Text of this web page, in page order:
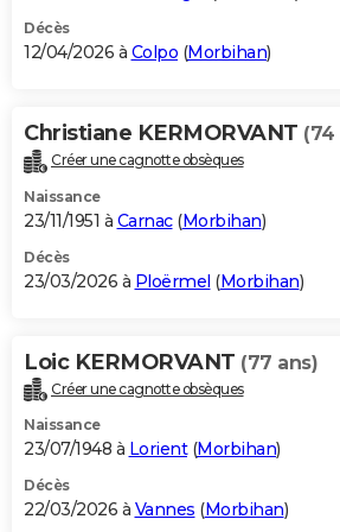
Décès
12/04/2026 à Colpo (Morbihan)
Christiane KERMORVANT (74
Créer une cagnotte obsèques
Naissance
23/11/1951 à Carnac(Morbihan)
Décès
23/03/2026 à Ploërmel (Morbihan)
Loic KERMORVANT (77 ans)
Créer une cagnotte obsèques
Naissance
23/07/1948 à Lorient(Morbihan)
Décès
22/03/2026 à Vannes (Morbihan)